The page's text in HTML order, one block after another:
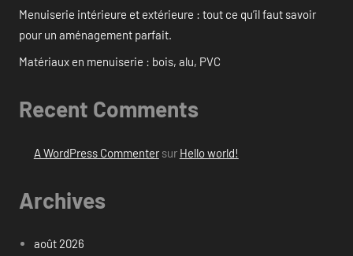
Menuiserie intérieure et extérieure : tout ce qu’il faut savoir
pour un aménagement parfait.
Matériaux en menuiserie : bois, alu, PVC
Recent Comments
A WordPress Commentersur Hello world!
Archives
août 2026